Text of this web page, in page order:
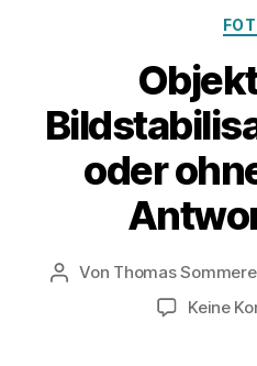
oder
Beitragsautor
Von Thomas
Keine